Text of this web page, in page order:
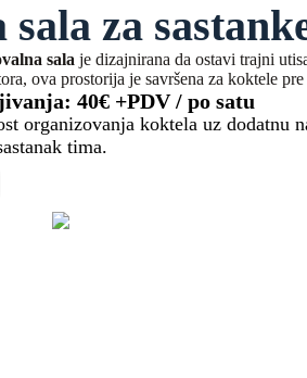
sala za
sala je dizajnirana da ostavi trajni
ova prostorija je savršena za koktele
40€ +PDV / po satu
organizovanja koktela uz dodatnu
tima.